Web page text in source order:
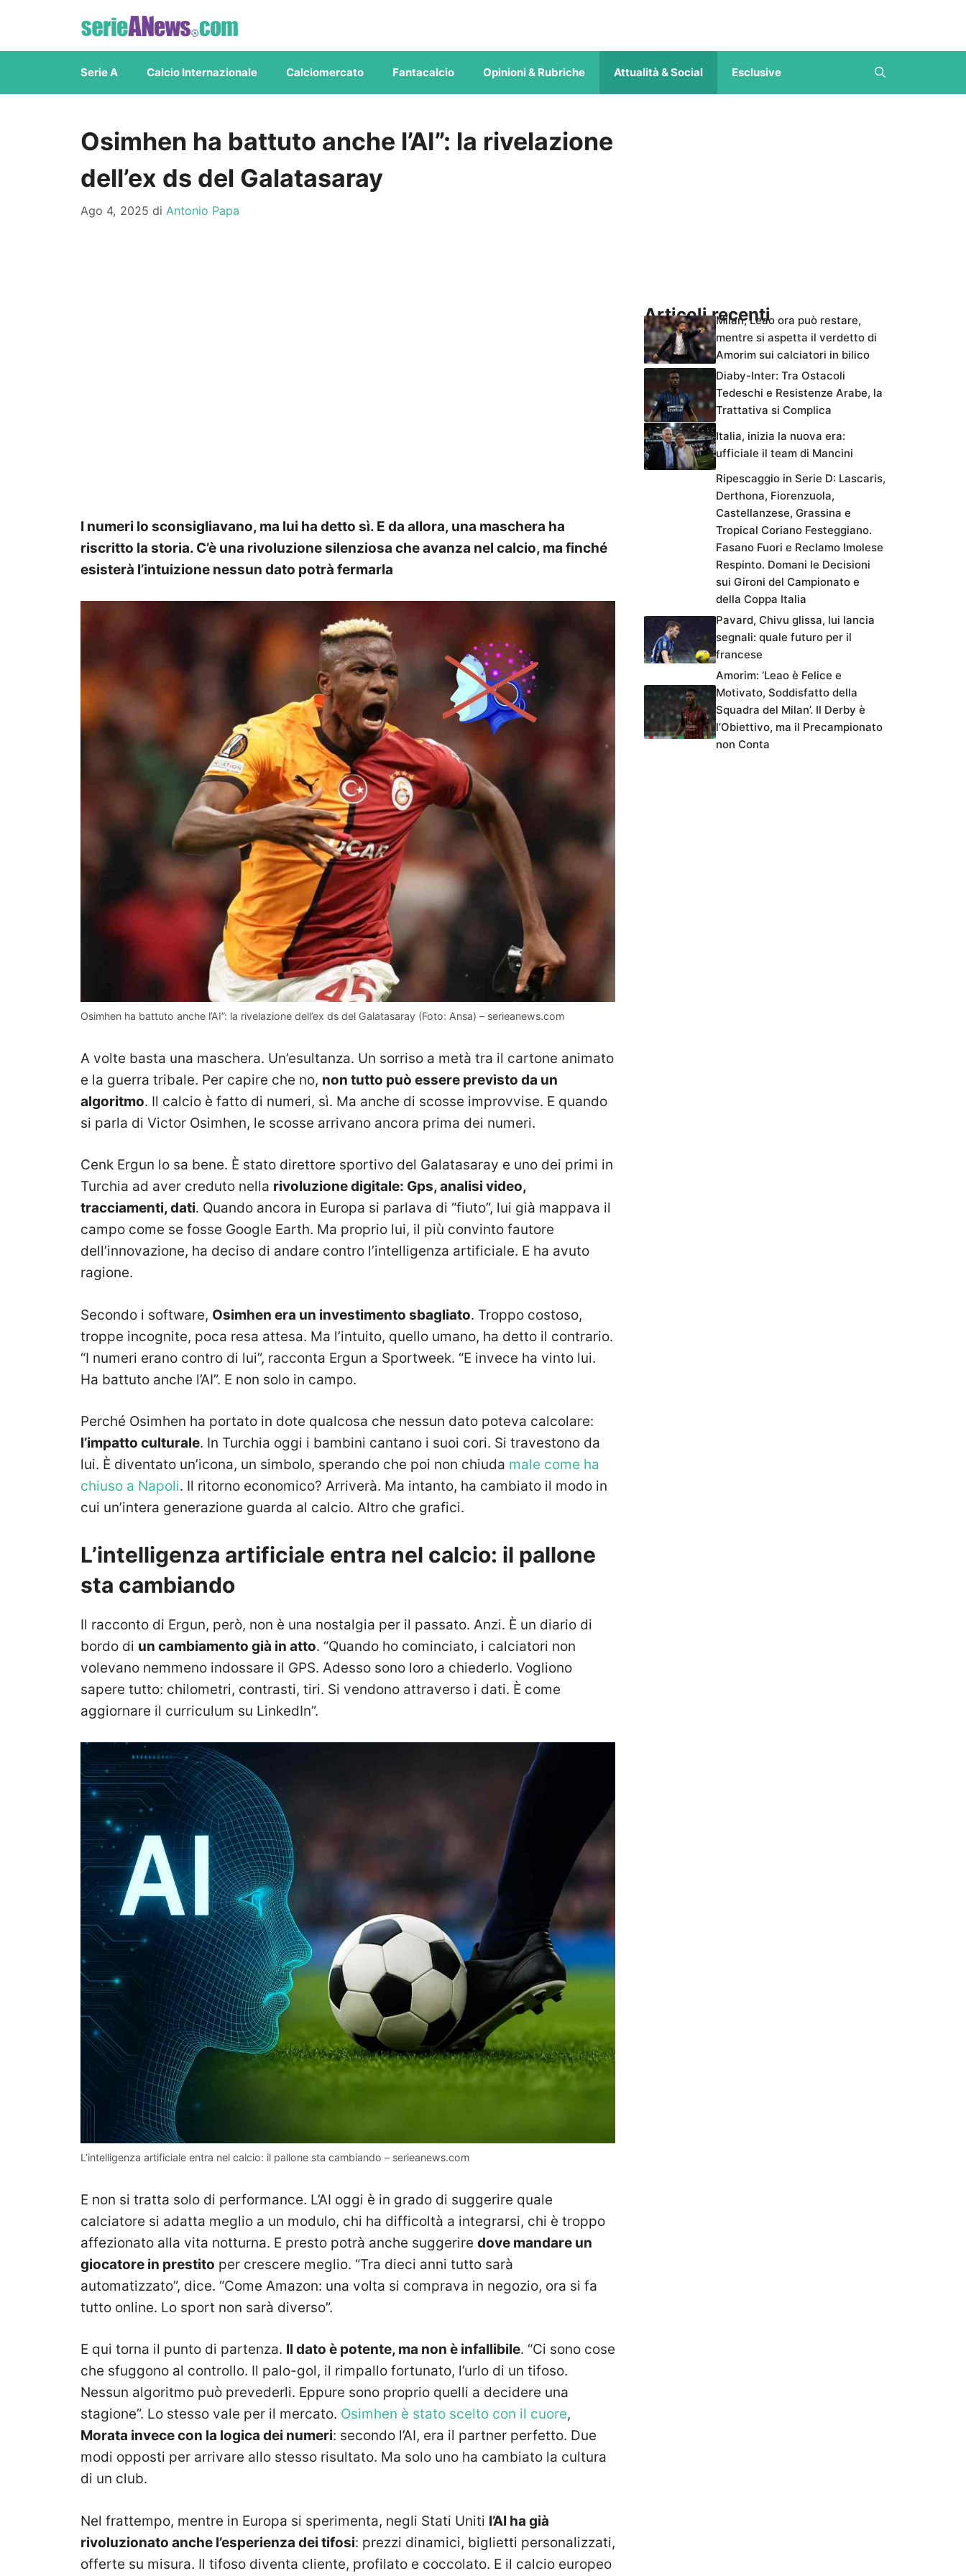
contenuto
Serie A Calcio Internazionale Calciomercato Fantacalcio Opinioni & Rubriche Attualità & Social Esclusive
Osimhen ha battuto anche l’AI”: la rivelazione
dell’ex ds del Galatasaray
Ago 4, 2025 di Antonio Papa
I numeri lo sconsigliavano, ma lui ha detto sì. E da allora, una maschera ha
riscritto la storia. C’è una rivoluzione silenziosa che avanza nel calcio, ma finché
esisterà l’intuizione nessun dato potrà fermarla
Osimhen ha battuto anche l’AI”: la rivelazione dell’ex ds del Galatasaray (Foto: Ansa) – serieanews.com
A volte basta una maschera. Un’esultanza. Un sorriso a metà tra il cartone animato
e la guerra tribale. Per capire che no, non tutto può essere previsto da un
algoritmo. Il calcio è fatto di numeri, sì. Ma anche di scosse improvvise. E quando
si parla di Victor Osimhen, le scosse arrivano ancora prima dei numeri.
Cenk Ergun lo sa bene. È stato direttore sportivo del Galatasaray e uno dei primi in
Turchia ad aver creduto nella rivoluzione digitale: Gps, analisi video,
tracciamenti, dati. Quando ancora in Europa si parlava di “fiuto”, lui già mappava il
campo come se fosse Google Earth. Ma proprio lui, il più convinto fautore
dell’innovazione, ha deciso di andare contro l’intelligenza artificiale. E ha avuto
ragione.
Secondo i software, Osimhen era un investimento sbagliato. Troppo costoso,
troppe incognite, poca resa attesa. Ma l’intuito, quello umano, ha detto il contrario.
“I numeri erano contro di lui”, racconta Ergun a Sportweek. “E invece ha vinto lui.
Ha battuto anche l’AI”. E non solo in campo.
Perché Osimhen ha portato in dote qualcosa che nessun dato poteva calcolare:
l’impatto culturale. In Turchia oggi i bambini cantano i suoi cori. Si travestono da
lui. È diventato un’icona, un simbolo, sperando che poi non chiuda male come ha
chiuso a Napoli. Il ritorno economico? Arriverà. Ma intanto, ha cambiato il modo in
cui un’intera generazione guarda al calcio. Altro che grafici.
L’intelligenza artificiale entra nel calcio: il pallone
sta cambiando
Il racconto di Ergun, però, non è una nostalgia per il passato. Anzi. È un diario di
bordo di un cambiamento già in atto. “Quando ho cominciato, i calciatori non
volevano nemmeno indossare il GPS. Adesso sono loro a chiederlo. Vogliono
sapere tutto: chilometri, contrasti, tiri. Si vendono attraverso i dati. È come
aggiornare il curriculum su LinkedIn”.
L’intelligenza artificiale entra nel calcio: il pallone sta cambiando – serieanews.com
E non si tratta solo di performance. L’AI oggi è in grado di suggerire quale
calciatore si adatta meglio a un modulo, chi ha difficoltà a integrarsi, chi è troppo
affezionato alla vita notturna. E presto potrà anche suggerire dove mandare un
giocatore in prestito per crescere meglio. “Tra dieci anni tutto sarà
automatizzato”, dice. “Come Amazon: una volta si comprava in negozio, ora si fa
tutto online. Lo sport non sarà diverso”.
E qui torna il punto di partenza. Il dato è potente, ma non è infallibile. “Ci sono cose
che sfuggono al controllo. Il palo-gol, il rimpallo fortunato, l’urlo di un tifoso.
Nessun algoritmo può prevederli. Eppure sono proprio quelli a decidere una
stagione”. Lo stesso vale per il mercato. Osimhen è stato scelto con il cuore,
Morata invece con la logica dei numeri: secondo l’AI, era il partner perfetto. Due
modi opposti per arrivare allo stesso risultato. Ma solo uno ha cambiato la cultura
di un club.
Nel frattempo, mentre in Europa si sperimenta, negli Stati Uniti l’AI ha già
rivoluzionato anche l’esperienza dei tifosi: prezzi dinamici, biglietti personalizzati,
offerte su misura. Il tifoso diventa cliente, profilato e coccolato. E il calcio europeo
Articoli recentiMilan, Leao ora può restare,
mentre si aspetta il verdetto di
Amorim sui calciatori in bilico
Diaby-Inter: Tra Ostacoli
Tedeschi e Resistenze Arabe, la
Trattativa si Complica
Italia, inizia la nuova era:
ufficiale il team di Mancini
Ripescaggio in Serie D: Lascaris,
Derthona, Fiorenzuola,
Castellanzese, Grassina e
Tropical Coriano Festeggiano.
Fasano Fuori e Reclamo Imolese
Respinto. Domani le Decisioni
sui Gironi del Campionato e
della Coppa Italia
Pavard, Chivu glissa, lui lancia
segnali: quale futuro per il
francese
Amorim: ‘Leao è Felice e
Motivato, Soddisfatto della
Squadra del Milan’. Il Derby è
l’Obiettivo, ma il Precampionato
non Conta